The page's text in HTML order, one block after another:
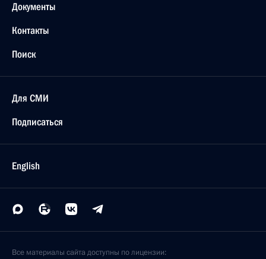
Документы
Контакты
Поиск
Для СМИ
Подписаться
English
Все материалы сайта доступны по лицензии: